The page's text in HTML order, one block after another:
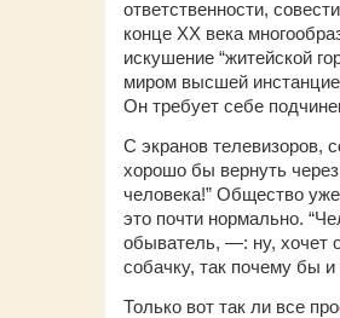
ответственности,
конце XX века
искушение “житейской
миром высшей
Он требует себе
С экранов телевизоров,
хорошо бы вернуть
человека!” Общество
это почти нормально.
обыватель, —: ну, хочет
собачку, так почему бы
Только вот так ли все